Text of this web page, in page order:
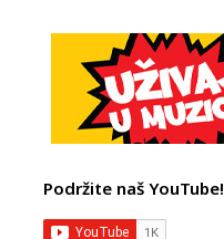
Podržite naš YouTube!